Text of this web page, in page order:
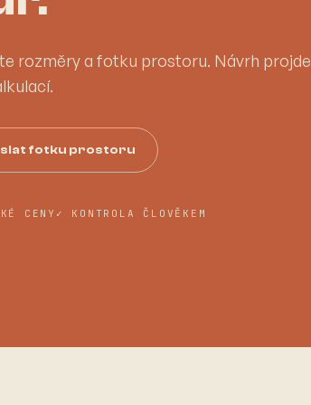
rozměry a fotku prostoru. Návrh projde
fotku prostoru
CENY ✓ KONTROLA ČLOVĚKEM